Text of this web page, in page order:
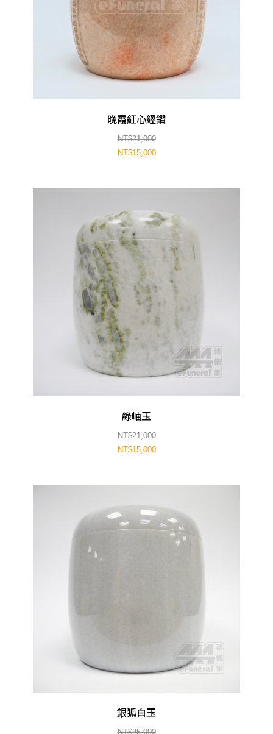
晚霞紅心經鑽
NT$21,000
NT$15,000
綠岫玉
NT$21,000
NT$15,000
銀狐白玉
NT$25,000